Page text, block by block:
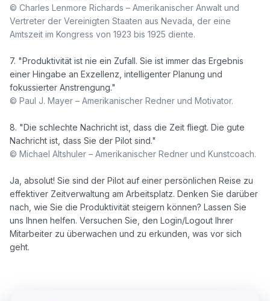
© Charles Lenmore Richards – Amerikanischer Anwalt und
Vertreter der Vereinigten Staaten aus Nevada, der eine
Amtszeit im Kongress von 1923 bis 1925 diente.
7. "Produktivität ist nie ein Zufall. Sie ist immer das Ergebnis
einer Hingabe an Exzellenz, intelligenter Planung und
© Paul J. Mayer – Amerikanischer Redner und Motivator.
8. "Die schlechte Nachricht ist, dass die Zeit fliegt. Die gute
© Michael Altshuler – Amerikanischer Redner und Kunstcoach.
Ja, absolut! Sie sind der Pilot auf einer persönlichen Reise zu
effektiver Zeitverwaltung am Arbeitsplatz. Denken Sie darüber
nach, wie Sie die Produktivität steigern können? Lassen Sie
uns Ihnen helfen. Versuchen Sie, den Login/Logout Ihrer
Mitarbeiter zu überwachen und zu erkunden, was vor sich